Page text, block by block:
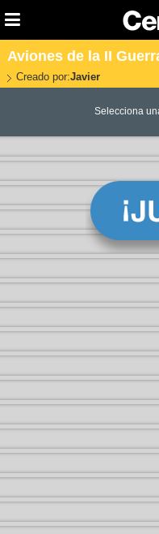
Aviones de la II
Creado por:Javier
Selecciona